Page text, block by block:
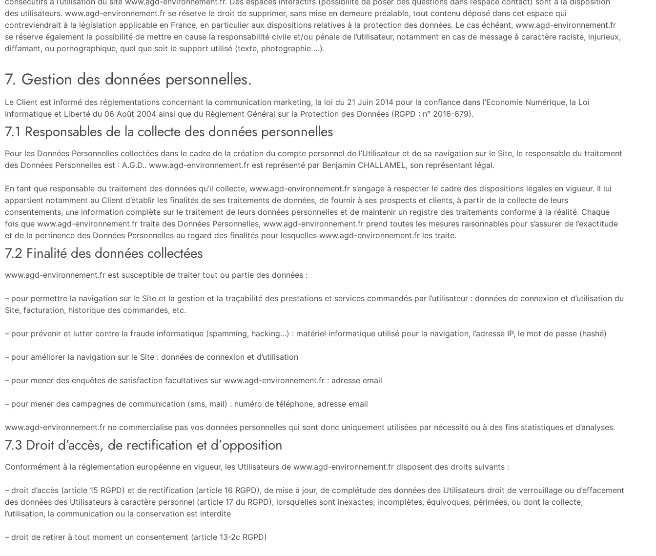
des utilisateurs. www.agd-environnement.fr se réserve le droit de supprimer, sans mise en demeure préalable, tout contenu déposé dans cet espace qui
contreviendrait à la législation applicable en France, en particulier aux dispositions relatives à la protection des données. Le cas échéant, www.agd-environnement.fr
se réserve également la possibilité de mettre en cause la responsabilité civile et/ou pénale de l’utilisateur, notamment en cas de message à caractère raciste, injurieux,
diffamant, ou pornographique, quel que soit le support utilisé (texte, photographie …).
7. Gestion des données personnelles.
Le Client est informé des réglementations concernant la communication marketing, la loi du 21 Juin 2014 pour la confiance dans l’Economie Numérique, la Loi
Informatique et Liberté du 06 Août 2004 ainsi que du Règlement Général sur la Protection des Données (RGPD : n° 2016-679).
7.1 Responsables de la collecte des données personnelles
Pour les Données Personnelles collectées dans le cadre de la création du compte personnel de l’Utilisateur et de sa navigation sur le Site, le responsable du traitement
des Données Personnelles est : A.G.D.. www.agd-environnement.fr est représenté par Benjamin CHALLAMEL, son représentant légal.
En tant que responsable du traitement des données qu’il collecte, www.agd-environnement.fr s’engage à respecter le cadre des dispositions légales en vigueur. Il lui
appartient notamment au Client d’établir les finalités de ses traitements de données, de fournir à ses prospects et clients, à partir de la collecte de leurs
consentements, une information complète sur le traitement de leurs données personnelles et de maintenir un registre des traitements conforme à la réalité. Chaque
fois que www.agd-environnement.fr traite des Données Personnelles, www.agd-environnement.fr prend toutes les mesures raisonnables pour s’assurer de l’exactitude
et de la pertinence des Données Personnelles au regard des finalités pour lesquelles www.agd-environnement.fr les traite.
7.2 Finalité des données collectées
www.agd-environnement.fr est susceptible de traiter tout ou partie des données :
– pour permettre la navigation sur le Site et la gestion et la traçabilité des prestations et services commandés par l’utilisateur : données de connexion et d’utilisation du
Site, facturation, historique des commandes, etc.
– pour prévenir et lutter contre la fraude informatique (spamming, hacking…) : matériel informatique utilisé pour la navigation, l’adresse IP, le mot de passe (hashé)
– pour améliorer la navigation sur le Site : données de connexion et d’utilisation
– pour mener des enquêtes de satisfaction facultatives sur www.agd-environnement.fr : adresse email
– pour mener des campagnes de communication (sms, mail) : numéro de téléphone, adresse email
www.agd-environnement.fr ne commercialise pas vos données personnelles qui sont donc uniquement utilisées par nécessité ou à des fins statistiques et d’analyses.
7.3 Droit d’accès, de rectification et d’opposition
Conformément à la réglementation européenne en vigueur, les Utilisateurs de www.agd-environnement.fr disposent des droits suivants :
– droit d’accès (article 15 RGPD) et de rectification (article 16 RGPD), de mise à jour, de complétude des données des Utilisateurs droit de verrouillage ou d’effacement
des données des Utilisateurs à caractère personnel (article 17 du RGPD), lorsqu’elles sont inexactes, incomplètes, équivoques, périmées, ou dont la collecte,
l’utilisation, la communication ou la conservation est interdite
– droit de retirer à tout moment un consentement (article 13-2c RGPD)